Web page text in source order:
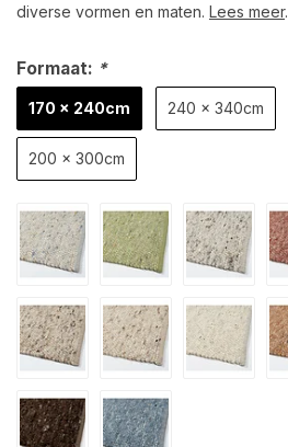
diverse vormen en maten. Lees meer.
Formaat: *
170 x 240cm 240 x 340cm
200 x 300cm